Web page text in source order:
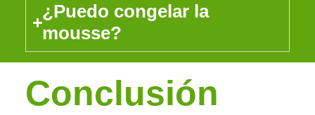
¿Puedo congelar la
mousse?
Conclusión